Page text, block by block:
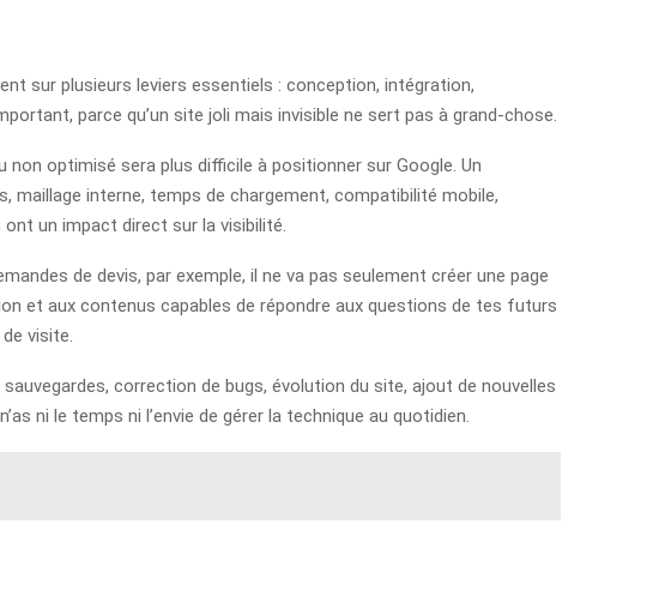
sur plusieurs leviers essentiels : conception, intégration,
parce qu’un site joli mais invisible ne sert pas à grand-chose.
optimisé sera plus difficile à positionner sur Google. Un
interne, temps de chargement, compatibilité mobile,
un impact direct sur la visibilité.
de devis, par exemple, il ne va pas seulement créer une page
et aux contenus capables de répondre aux questions de tes futurs
visite.
correction de bugs, évolution du site, ajout de nouvelles
ni le temps ni l’envie de gérer la technique au quotidien.